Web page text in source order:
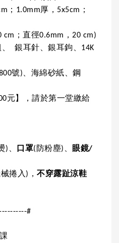
；1.0mm厚，5x5cm；
；直徑0.6mm，20 cm)
、 銀耳針、銀耳鉤、14K
號)、海綿砂紙、鋼
元】，請於第一堂繳給
)、 口罩(防粉塵)、
眼鏡/
捲入)， 不穿露趾涼鞋
#